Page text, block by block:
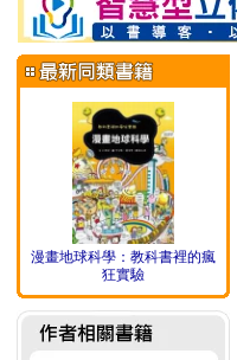
漫畫地球科學：教科書裡的瘋
狂實驗